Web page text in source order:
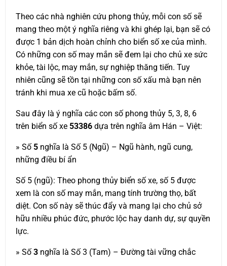
Theo các nhà nghiên cứu phong thủy, mỗi con số sẽ
mang theo một ý nghĩa riêng và khi ghép lại, bạn sẽ có
được 1 bản dịch hoàn chỉnh cho biển số xe của mình.
Có những con số may mắn sẽ đem lại cho chủ xe sức
khỏe, tài lộc, may mắn, sự nghiệp thăng tiến. Tuy
nhiên cũng sẽ tồn tại những con số xấu mà bạn nên
tránh khi mua xe cũ hoặc bấm số.
Sau đây là ý nghĩa các con số phong thủy 5, 3, 8, 6
trên biển số xe 53386 dựa trên nghĩa âm Hán – Việt:
» Số5 nghĩa là Số 5 (Ngũ) – Ngũ hành, ngũ cung,
những điều bí ẩn
Số 5 (ngũ): Theo phong thủy biển số xe, số 5 được
xem là con số may mắn, mang tính trường thọ, bất
diệt. Con số này sẽ thúc đẩy và mang lại cho chủ sở
hữu nhiều phúc đức, phước lộc hay danh dự, sự quyền
lực.
» Số3 nghĩa là Số 3 (Tam) – Đường tài vững chắc